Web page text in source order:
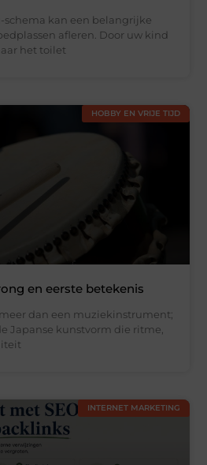
schema kan een belangrijke
afleren. Door uw kind
het toilet
HOBBY EN VRIJE TIJD
en eerste betekenis
dan een muziekinstrument;
Japanse kunstvorm die ritme,
INTERNET MARKETING